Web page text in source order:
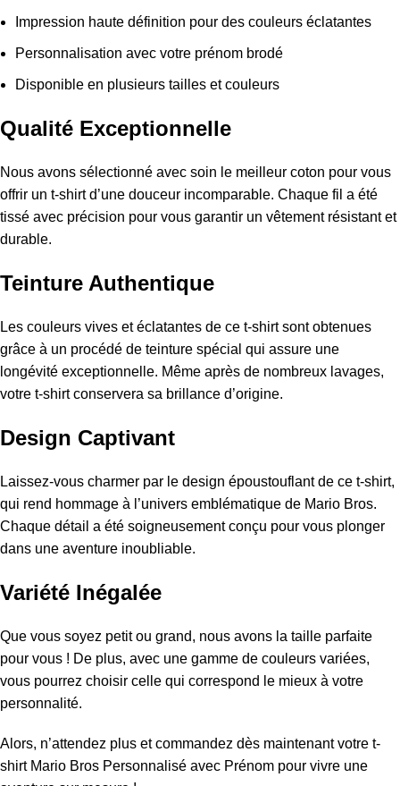
Impression haute définition pour des couleurs éclatantes
Personnalisation avec votre prénom brodé
Disponible en plusieurs tailles et couleurs
Qualité Exceptionnelle
Nous avons sélectionné avec soin le meilleur coton pour vous
offrir un t-shirt d’une douceur incomparable. Chaque fil a été
tissé avec précision pour vous garantir un vêtement résistant et
durable.
Teinture Authentique
Les couleurs vives et éclatantes de ce t-shirt sont obtenues
grâce à un procédé de teinture spécial qui assure une
longévité exceptionnelle. Même après de nombreux lavages,
votre t-shirt conservera sa brillance d’origine.
Design Captivant
Laissez-vous charmer par le design époustouflant de ce t-shirt,
qui rend hommage à l’univers emblématique de Mario Bros.
Chaque détail a été soigneusement conçu pour vous plonger
dans une aventure inoubliable.
Variété Inégalée
Que vous soyez petit ou grand, nous avons la taille parfaite
pour vous ! De plus, avec une gamme de couleurs variées,
vous pourrez choisir celle qui correspond le mieux à votre
personnalité.
Alors, n’attendez plus et commandez dès maintenant votre t-
shirt Mario Bros Personnalisé avec Prénom pour vivre une